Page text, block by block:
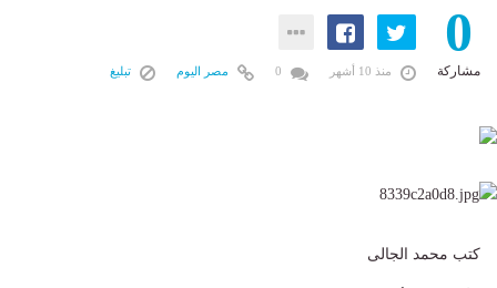
0
مشاركة منذ 10 أشهر مصر اليوم تبليغ
كتب محمد الجالى